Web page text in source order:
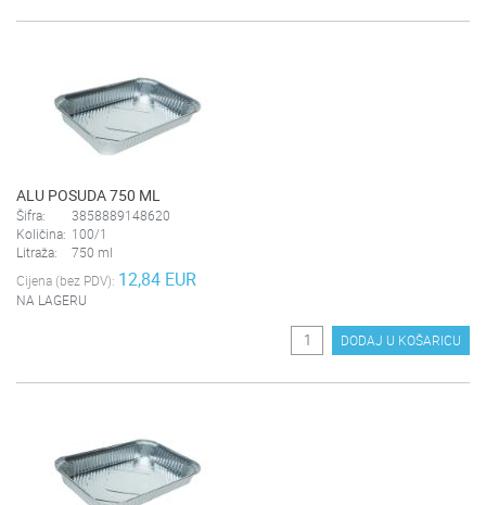
ALU POSUDA 750 ML
Šifra:
3858889148620
Količina: 100/1
Litraža:
750 ml
Cijena (bez PDV): 12,84 EUR
NA LAGERU
DODAJ U KOŠARICU